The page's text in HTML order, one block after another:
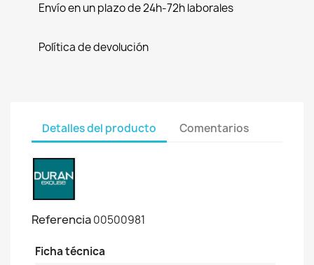
Envío en un plazo de 24h-72h laborales
Política de devolución
Detalles del producto Comentarios
Referencia00500981
Ficha técnica